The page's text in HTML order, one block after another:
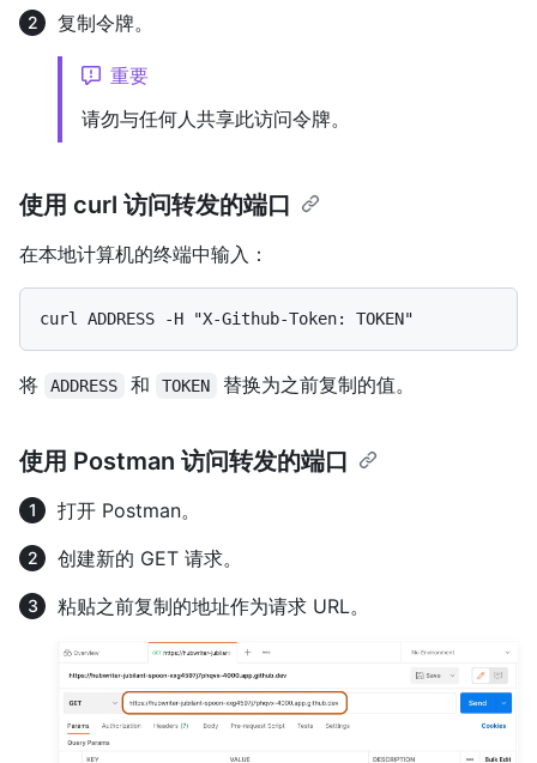
复制令牌。
重要
请勿与任何人共享此访问令牌。
使用 curl 访问转发的端口
在本地计算机的终端中输入：
将 ADDRESS 和 TOKEN 替换为之前复制的值。
使用 Postman 访问转发的端口
打开 Postman。
创建新的 GET 请求。
粘贴之前复制的地址作为请求 URL。